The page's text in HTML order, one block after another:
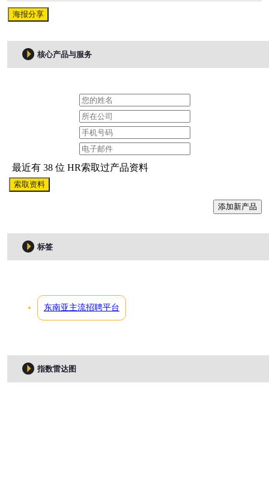
海报分享
核心产品与服务
最近有 38 位 HR索取过产品资料
索取资料
添加新产品
标签
东南亚主流招聘平台
指数雷达图